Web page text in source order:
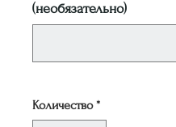
(необязательно)
Количество *